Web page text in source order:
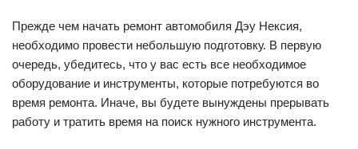
Прежде чем начать ремонт автомобиля Дэу Нексия,
необходимо провести небольшую подготовку. В первую
очередь, убедитесь, что у вас есть все необходимое
оборудование и инструменты, которые потребуются во
время ремонта. Иначе, вы будете вынуждены прерывать
работу и тратить время на поиск нужного инструмента.